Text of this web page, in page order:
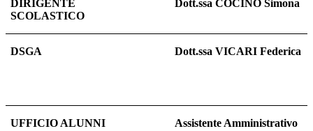
DIRIGENTE
SCOLASTICO
Dott.ssa COCINO Simona
DSGA Dott.ssa VICARI Federica
UFFICIO ALUNNI Assistente Amministrativo